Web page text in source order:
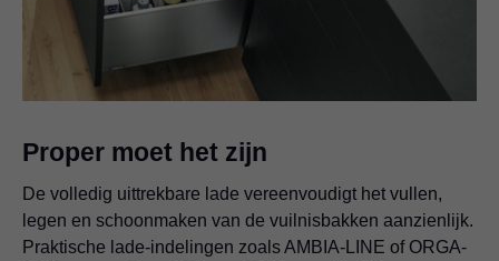
Proper moet het zijn
De volledig uittrekbare lade vereenvoudigt het vullen,
legen en schoonmaken van de vuilnisbakken aanzienlijk.
Praktische lade-indelingen zoals AMBIA-LINE of ORGA-